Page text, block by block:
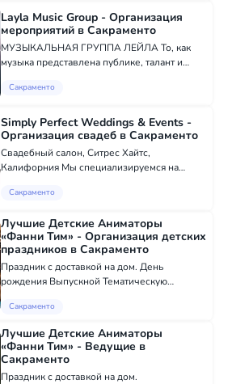
впечатлений
Layla Music Group - Организация
мероприятий в Сакраменто
МУЗЫКАЛЬНАЯ ГРУППА ЛЕЙЛА То, как
музыка представлена публике, талант и
оставят неизгладимое положительное
много теплых восп...
Сакраменто
Simply Perfect Weddings & Events -
Организация свадеб в Сакраменто
Свадебный салон, Ситрес Хайтс,
Калифорния Мы специализируемся на
включает в себя: стулья кьявари,
арки, посуду, цве...
Сакраменто
Лучшие Детские Аниматоры
«Фанни Тим» - Организация детских
праздников в Сакраменто
Праздник с доставкой на дом. День
рождения Выпускной Тематическую
возраст и по интересам Вашего ребёнка —
Бусинка», «Пати с Челов...
Сакраменто
Лучшие Детские Аниматоры
«Фанни Тим» - Ведущие в
Сакраменто
Праздник с доставкой на дом.